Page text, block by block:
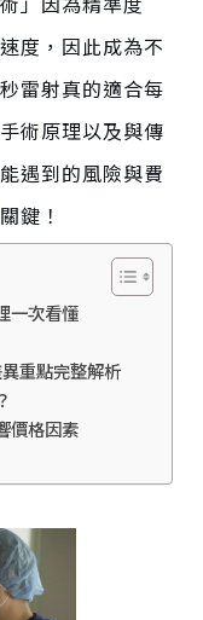
度，因此成為不
雷射真的適合每
術原理以及與傳
遇到的風險與費
鍵！
一次看懂
重點完整解析
價格因素